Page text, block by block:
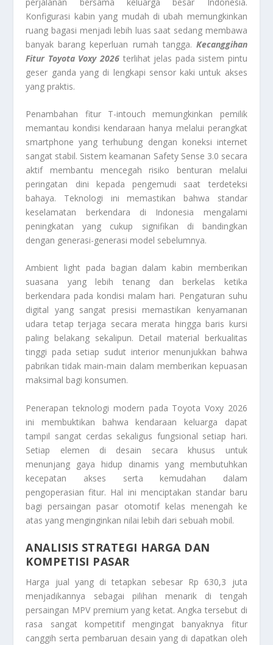
Konfigurasi kabin yang mudah di ubah memungkinkan
ruang bagasi menjadi lebih luas saat sedang membawa
banyak barang keperluan rumah tangga. Kecanggihan
Fitur Toyota Voxy 2026 terlihat jelas pada sistem pintu
geser ganda yang di lengkapi sensor kaki untuk akses
yang praktis.
Penambahan fitur T-intouch memungkinkan pemilik
memantau kondisi kendaraan hanya melalui perangkat
smartphone yang terhubung dengan koneksi internet
sangat stabil. Sistem keamanan Safety Sense 3.0 secara
aktif membantu mencegah risiko benturan melalui
peringatan dini kepada pengemudi saat terdeteksi
bahaya. Teknologi ini memastikan bahwa standar
keselamatan berkendara di Indonesia mengalami
peningkatan yang cukup signifikan di bandingkan
dengan generasi-generasi model sebelumnya.
Ambient light pada bagian dalam kabin memberikan
suasana yang lebih tenang dan berkelas ketika
berkendara pada kondisi malam hari. Pengaturan suhu
digital yang sangat presisi memastikan kenyamanan
udara tetap terjaga secara merata hingga baris kursi
paling belakang sekalipun. Detail material berkualitas
tinggi pada setiap sudut interior menunjukkan bahwa
pabrikan tidak main-main dalam memberikan kepuasan
maksimal bagi konsumen.
Penerapan teknologi modern pada Toyota Voxy 2026
ini membuktikan bahwa kendaraan keluarga dapat
tampil sangat cerdas sekaligus fungsional setiap hari.
Setiap elemen di desain secara khusus untuk
menunjang gaya hidup dinamis yang membutuhkan
kecepatan akses serta kemudahan dalam
pengoperasian fitur. Hal ini menciptakan standar baru
bagi persaingan pasar otomotif kelas menengah ke
atas yang menginginkan nilai lebih dari sebuah mobil.
ANALISIS STRATEGI HARGA DAN
KOMPETISI PASAR
Harga jual yang di tetapkan sebesar Rp 630,3 juta
menjadikannya sebagai pilihan menarik di tengah
persaingan MPV premium yang ketat. Angka tersebut di
rasa sangat kompetitif mengingat banyaknya fitur
canggih serta pembaruan desain yang di dapatkan oleh